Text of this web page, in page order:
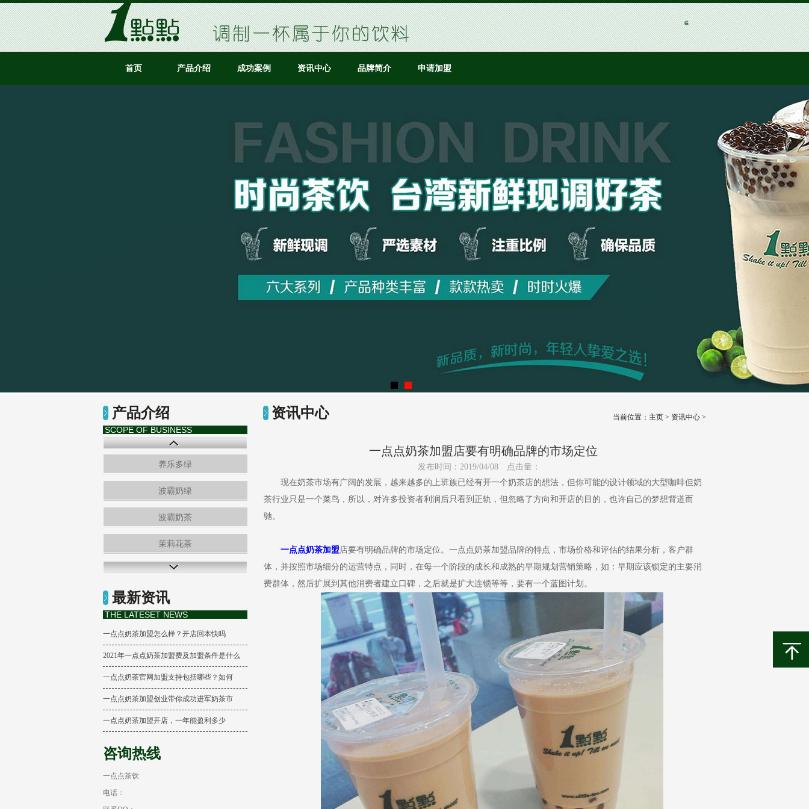
首页 产品介绍 成功案例 资讯中心 品牌简介 申请加盟
产品介绍
SCOPE OF BUSINESS
养乐多绿
波霸奶绿
波霸奶茶
茉莉花茶
冻顶乌龙茶
柠檬养乐多
最新资讯
THE LATESET NEWS
一点点奶茶加盟怎么样？开店回本快吗
2021年一点点奶茶加盟费及加盟条件是什么
一点点奶茶官网加盟支持包括哪些？如何
一点点奶茶加盟创业带你成功进军奶茶市
一点点奶茶加盟开店，一年能盈利多少
咨询热线
一点点茶饮
电话：
资讯中心 当前位置： 主页 > 资讯中心 >
一点点奶茶加盟店要有明确品牌的市场定位
发布时间：2019/04/08
点击量：
现在奶茶市场有广阔的发展，越来越多的上班族已经有开一个奶茶店的想法，但你可能的设计领域的大型咖啡但奶
茶行业只是一个菜鸟，所以，对许多投资者利润后只看到正轨，但忽略了方向和开店的目的，也许自己的梦想背道而
驰。
一点点奶茶加盟店要有明确品牌的市场定位。一点点奶茶加盟品牌的特点，市场价格和评估的结果分析，客户群
体，并按照市场细分的运营特点，同时，在每一个阶段的成长和成熟的早期规划营销策略，如：早期应该锁定的主要消
费群体，然后扩展到其他消费者建立口碑，之后就是扩大连锁等等，要有一个蓝图计划。